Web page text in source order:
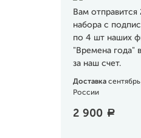
Вам
набора с
по 4 шт наших
"Времена года"
за наш счет.
Доставка
России
2 900 a